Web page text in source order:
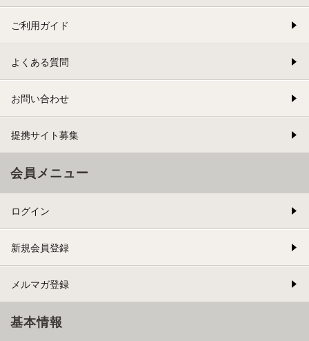
ご利用ガイド
よくある質問
お問い合わせ
提携サイト募集
会員メニュー
ログイン
新規会員登録
メルマガ登録
基本情報